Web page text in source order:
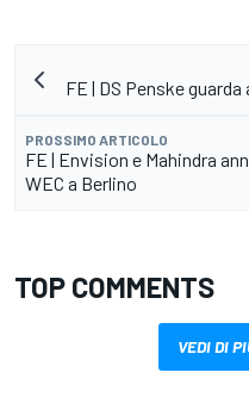
FE | DS Penske
PROSSIMO ARTICOLO
FE | Envision e Mahindra
WEC a Berlino
TOP COMMENTS
VEDI DI